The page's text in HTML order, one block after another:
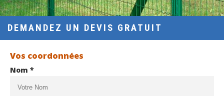
DEMANDEZ UN DEVIS GRATUIT
Vos coordonnées
Nom *